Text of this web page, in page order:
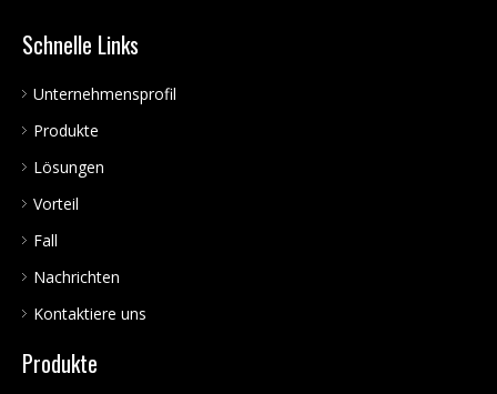
Schnelle Links
Unternehmensprofil
Produkte
Lösungen
Vorteil
Fall
Nachrichten
Kontaktiere uns
Produkte